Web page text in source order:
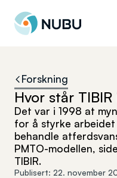
Til forsiden
Forskning
Hvor står
Det var i 1998 at
for å styrke
behandle
PMTO-modellen,
TIBIR.
Publisert: 22. november